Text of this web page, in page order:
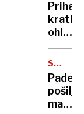
Vučiću:
"To
je za
v
obraz"
Prihaja
suši
pa ni
videti
konca
NAKUPI
Padec
pošiljk
malih